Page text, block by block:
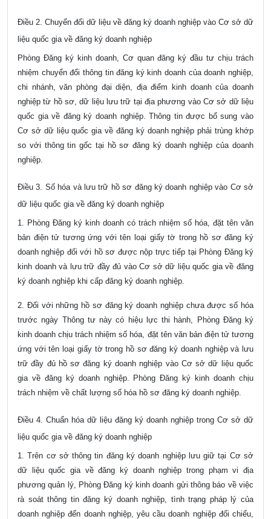
Điều 2. Chuyển đổi dữ liệu về đăng ký doanh nghiệp vào Cơ sở dữ
liệu quốc gia về đăng ký doanh nghiệp
Phòng Đăng ký kinh doanh, Cơ quan đăng ký đầu tư chịu trách
nhiệm chuyển đổi thông tin đăng ký kinh doanh của doanh nghiệp,
chi nhánh, văn phòng đại diện, địa điểm kinh doanh của doanh
nghiệp từ hồ sơ, dữ liệu lưu trữ tại địa phương vào Cơ sở dữ liệu
quốc gia về đăng ký doanh nghiệp. Thông tin được bổ sung vào
Cơ sở dữ liệu quốc gia về đăng ký doanh nghiệp phải trùng khớp
so với thông tin gốc tại hồ sơ đăng ký doanh nghiệp của doanh
nghiệp.
Điều 3. Số hóa và lưu trữ hồ sơ đăng ký doanh nghiệp vào Cơ sở
dữ liệu quốc gia về đăng ký doanh nghiệp
1. Phòng Đăng ký kinh doanh có trách nhiệm số hóa, đặt tên văn
bản điện tử tương ứng với tên loại giấy tờ trong hồ sơ đăng ký
doanh nghiệp đối với hồ sơ được nộp trực tiếp tại Phòng Đăng ký
kinh doanh và lưu trữ đầy đủ vào Cơ sở dữ liệu quốc gia về đăng
ký doanh nghiệp khi cấp đăng ký doanh nghiệp.
2. Đối với những hồ sơ đăng ký doanh nghiệp chưa được số hóa
trước ngày Thông tư này có hiệu lực thi hành, Phòng Đăng ký
kinh doanh chịu trách nhiệm số hóa, đặt tên văn bản điện tử tương
ứng với tên loại giấy tờ trong hồ sơ đăng ký doanh nghiệp và lưu
trữ đầy đủ hồ sơ đăng ký doanh nghiệp vào Cơ sở dữ liệu quốc
gia về đăng ký doanh nghiệp. Phòng Đăng ký kinh doanh chịu
trách nhiệm về chất lượng số hóa hồ sơ đăng ký doanh nghiệp.
Điều 4. Chuẩn hóa dữ liệu đăng ký doanh nghiệp trong Cơ sở dữ
liệu quốc gia về đăng ký doanh nghiệp
1. Trên cơ sở thông tin đăng ký doanh nghiệp lưu giữ tại Cơ sở
dữ liệu quốc gia về đăng ký doanh nghiệp trong phạm vi địa
phương quản lý, Phòng Đăng ký kinh doanh gửi thông báo về việc
rà soát thông tin đăng ký doanh nghiệp, tình trạng pháp lý của
doanh nghiệp đến doanh nghiệp, yêu cầu doanh nghiệp đối chiếu,